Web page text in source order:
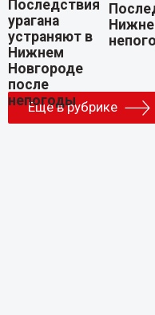
Еще в рубрике